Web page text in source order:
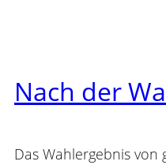
Nach der
Das Wahlergebnis von